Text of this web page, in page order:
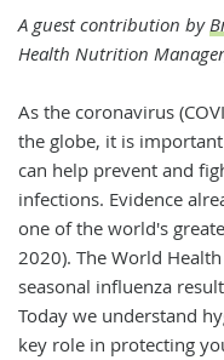
A guest contribution by
Health Nutrition
As the coronavirus
the globe, it is
can help prevent and
infections. Evidence
one of the world's
2020). The World
seasonal influenza
Today we understand
key role in protecting